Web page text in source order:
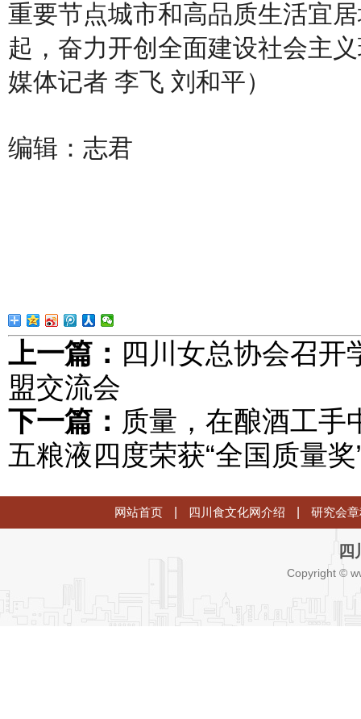
重要节点城市和高品质生活宜
起，奋力开创全面建设社会主
媒体记者 李飞 刘和平）
编辑：志君
上一篇： 四川女总协会召开
盟交流会
下一篇： 质量，在酿酒工
五粮液四度荣获“全国质量
网站首页 四川食文化网介绍 研究会
Copyright ©